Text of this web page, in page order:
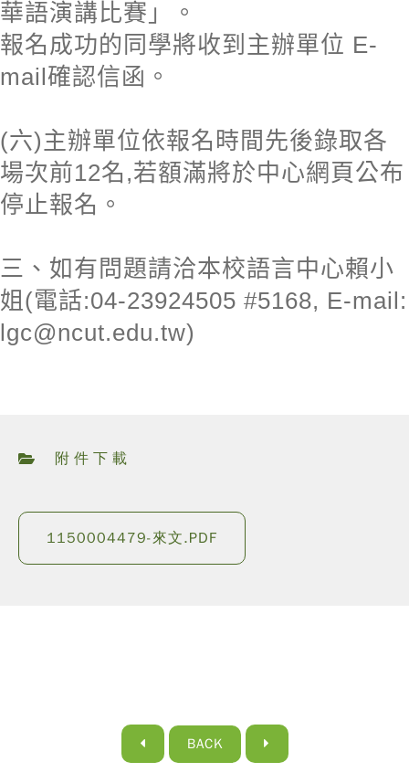
華語演講比賽」。
報名成功的同學將收到主辦單位 E-
mail確認信函。
(六)主辦單位依報名時間先後錄取各
場次前12名,若額滿將於中心網頁公布
停止報名。
三、如有問題請洽本校語言中心賴小
姐(電話:04-23924505 #5168, E-mail:
lgc@ncut.edu.tw)
附件下載
1150004479-來文.PDF
BACK